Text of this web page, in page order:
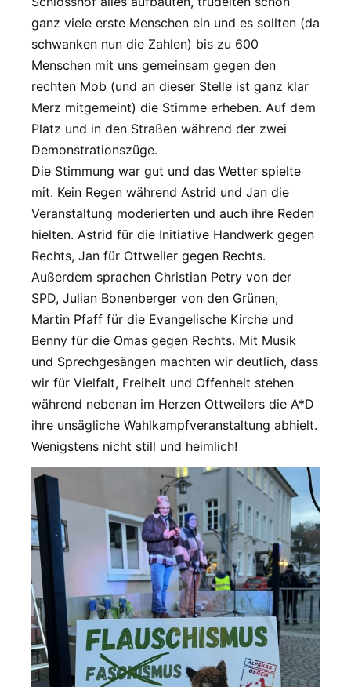
ganz viele erste Menschen ein und es sollten (da
schwanken nun die Zahlen) bis zu 600
Menschen mit uns gemeinsam gegen den
rechten Mob (und an dieser Stelle ist ganz klar
Merz mitgemeint) die Stimme erheben. Auf dem
Platz und in den Straßen während der zwei
Demonstrationszüge.
Die Stimmung war gut und das Wetter spielte
mit. Kein Regen während Astrid und Jan die
Veranstaltung moderierten und auch ihre Reden
hielten. Astrid für die Initiative Handwerk gegen
Rechts, Jan für Ottweiler gegen Rechts.
Außerdem sprachen Christian Petry von der
SPD, Julian Bonenberger von den Grünen,
Martin Pfaff für die Evangelische Kirche und
Benny für die Omas gegen Rechts. Mit Musik
und Sprechgesängen machten wir deutlich, dass
wir für Vielfalt, Freiheit und Offenheit stehen
während nebenan im Herzen Ottweilers die A*D
ihre unsägliche Wahlkampfveranstaltung abhielt.
Wenigstens nicht still und heimlich!